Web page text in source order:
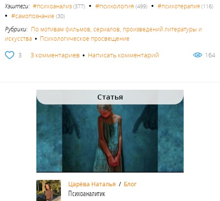
Хэштеги: #психоанализ (377) • #психология (499) • #психотерапия (116)
• #самопознание (30)
Рубрики: По мотивам фильмов, сериалов, произведений литературы и
искусства • Психологическое просвещение
3 3 комментариев • Написать комментарий 164
Статья
Царёва Наталья / Блог
Психоаналитик